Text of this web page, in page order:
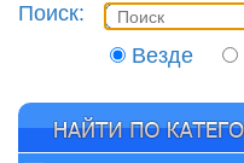
Поиск:
Везде